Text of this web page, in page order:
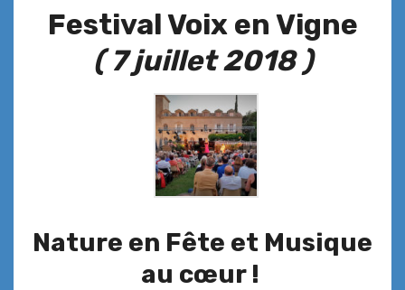
Festival Voix en Vigne
(7 juillet 2018 )
Nature en Fête et Musique
au cœur !